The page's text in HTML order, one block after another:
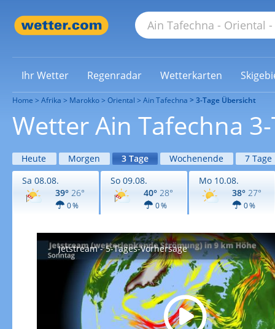
Ihr Wetter Regenradar Wetterkarten
Home Afrika Marokko Oriental Ain Tafechna 3-Tage Übersicht
Wetter Ain Tafechna
Heute Morgen 3 Tage Wochenende 7 Tage
Sa 08.08.
39° 26°
0 %
So 09.08.
40° 28°
0 %
Mo 10.08.
38° 27°
0 %
Jetstream - 5-Tages-Vorhersage